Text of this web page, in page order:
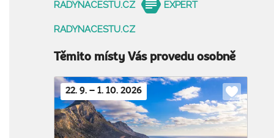
RADYNACESTU.CZ EXPERT
RADYNACESTU.CZ
Těmito místy Vás provedu osobně
22. 9. – 1. 10. 2026
Do
oblíbených